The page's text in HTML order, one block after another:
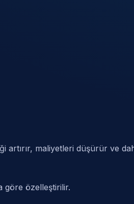
maliyetleri düşürür ve
göre özelleştirilir.